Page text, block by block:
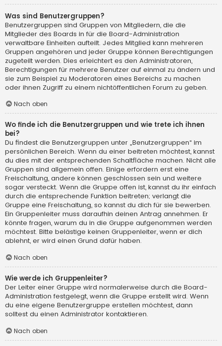
Was sind Benutzergruppen?
Benutzergruppen sind Gruppen von Mitgliedern, die die
Mitglieder des Boards in für die Board-Administration
verwaltbare Einheiten aufteilt. Jedes Mitglied kann mehreren
Gruppen angehören und jeder Gruppe können Berechtigungen
zugeteilt werden. Dies erleichtert es den Administratoren,
Berechtigungen für mehrere Benutzer auf einmal zu ändern und
sie zum Beispiel zu Moderatoren eines Bereichs zu machen
oder ihnen Zugriff zu einem nichtöffentlichen Forum zu geben.
Nach oben
Wo finde ich die Benutzergruppen und wie trete ich ihnen
bei?
Du findest die Benutzergruppen unter „Benutzergruppen“ im
persönlichen Bereich. Wenn du einer beitreten möchtest, kannst
du dies mit der entsprechenden Schaltfläche machen. Nicht alle
Gruppen sind allgemein offen. Einige erfordern erst eine
Freischaltung, andere können geschlossen sein und weitere
sogar versteckt. Wenn die Gruppe offen ist, kannst du ihr einfach
durch die entsprechende Funktion beitreten; verlangt die
Gruppe eine Freischaltung, so kannst du dich für sie bewerben.
Ein Gruppenleiter muss daraufhin deinen Antrag annehmen. Er
könnte fragen, warum du in die Gruppe aufgenommen werden
möchtest. Bitte belästige keinen Gruppenleiter, wenn er dich
ablehnt, er wird einen Grund dafür haben.
Nach oben
Wie werde ich Gruppenleiter?
Der Leiter einer Gruppe wird normalerweise durch die Board-
Administration festgelegt, wenn die Gruppe erstellt wird. Wenn
du eine eigene Benutzergruppe erstellen möchtest, dann
solltest du einen Administrator kontaktieren.
Nach oben